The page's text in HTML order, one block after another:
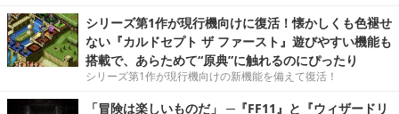
シリーズ第1作が現行機向けに復活！懐かしくも色褪せ
ない『カルドセプト ザ ファースト』遊びやすい機能も
搭載で、あらためて“原典”に触れるのにぴったり
シリーズ第1作が現行機向けの新機能を備えて復活！
「冒険は楽しいものだ」 ─『FF11』と『ウィザードリ